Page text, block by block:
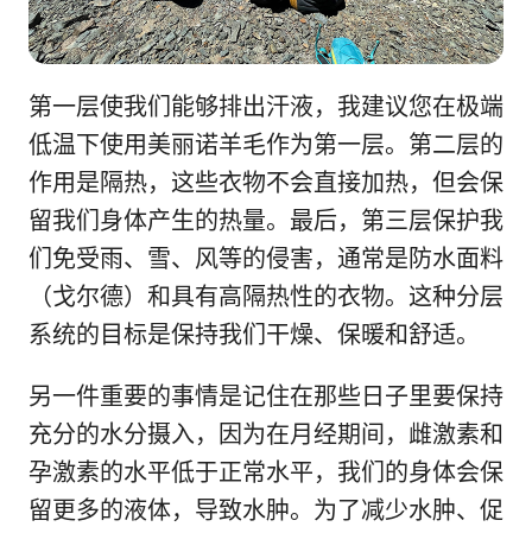
第一层使我们能够排出汗液，我建议您在极端
低温下使用美丽诺羊毛作为第一层。第二层的
作用是隔热，这些衣物不会直接加热，但会保
留我们身体产生的热量。最后，第三层保护我
们免受雨、雪、风等的侵害，通常是防水面料
（戈尔德）和具有高隔热性的衣物。这种分层
系统的目标是保持我们干燥、保暖和舒适。
另一件重要的事情是记住在那些日子里要保持
充分的水分摄入，因为在月经期间，雌激素和
孕激素的水平低于正常水平，我们的身体会保
留更多的液体，导致水肿。为了减少水肿、促